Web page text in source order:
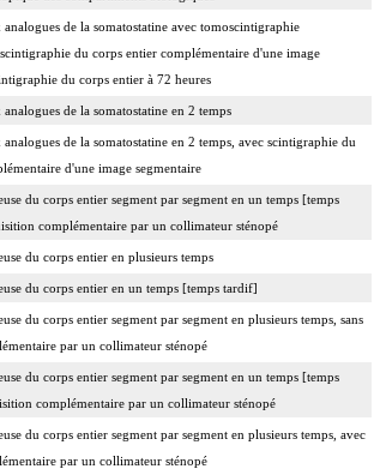
de la somatostatine avec tomoscintigraphie
du corps entier complémentaire d'une image
du corps entier à 72 heures
de la somatostatine en 2 temps
de la somatostatine en 2 temps, avec scintigraphie du
d'une image segmentaire
du corps entier segment par segment en un temps [temps
complémentaire par un collimateur sténopé
du corps entier en plusieurs temps
du corps entier en un temps [temps tardif]
du corps entier segment par segment en plusieurs temps, sans
par un collimateur sténopé
du corps entier segment par segment en un temps [temps
complémentaire par un collimateur sténopé
du corps entier segment par segment en plusieurs temps, avec
par un collimateur sténopé